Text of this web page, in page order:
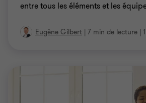
entre tous les éléments et les
Eugène Gilbert | 7 min de lecture |